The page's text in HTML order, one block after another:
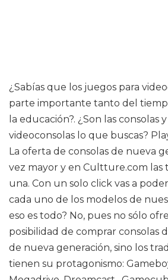
¿Sabías que los juegos para
parte importante tanto del
la educación?. ¿Son las consolas
videoconsolas lo que buscas?
La oferta de consolas de nueva
vez mayor y en Cultture.com las
una. Con un solo click vas a
cada uno de los modelos de
eso es todo? No, pues no sólo
posibilidad de comprar consolas
de nueva generación, sino los
tienen su protagonismo: